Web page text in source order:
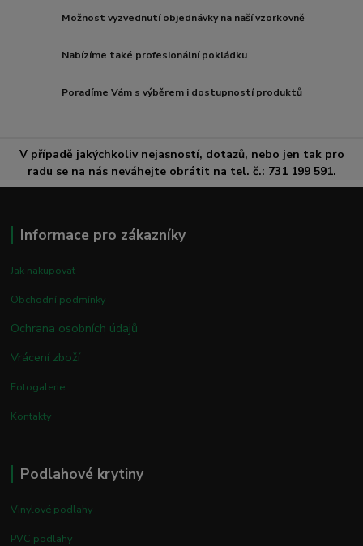
Možnost vyzvednutí objednávky na naší vzorkovně
Nabízíme také profesionální pokládku
Poradíme Vám s výběrem i dostupností produktů
V případě jakýchkoliv nejasností, dotazů, nebo jen tak pro
radu se na nás neváhejte obrátit na tel. č.: 731 199 591.
Informace pro zákazníky
Jak nakupovat
Obchodní podmínky
Ochrana osobních údajů
Vrácení zboží
Fotogalerie
Kontakty
Podlahové krytiny
Vinylové podlahy
PVC podlahy